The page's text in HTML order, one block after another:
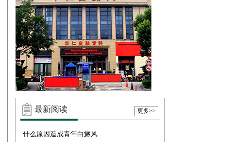
最新阅读 更多>>
·什么原因造成青年白癜风..